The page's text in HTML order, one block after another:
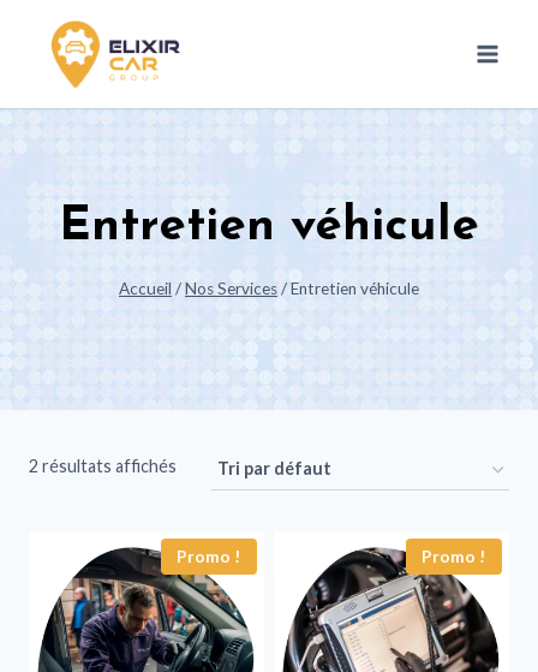
Entretien véhicule
Accueil /Nos Services/Entretien véhicule
2 résultats affichés
Promo ! Promo !